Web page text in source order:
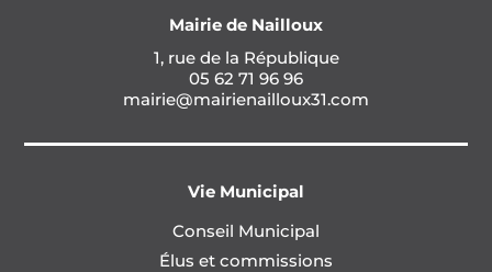
Mairie de Nailloux
1, rue de la République
05 62 71 96 96
mairie@mairienailloux31.com
Vie Municipal
Conseil Municipal
Élus et commissions